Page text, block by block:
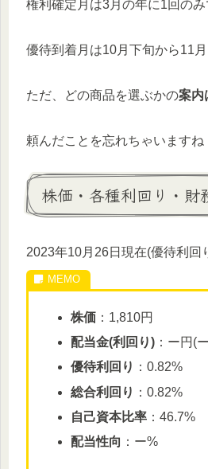
権利確定月は3月の年に1回のみ
優待到着月は10月下旬から11月
ただ、どの商品を選ぶかの案内
頼んだことを忘れちゃいますね
株価・各種利回り・財
2023年10月26日現在(優待利回
株価 ：1,810円
配当金(利回り) ：ー円(
優待利回り ：0.82%
総合利回り ：0.82%
自己資本比率 ：46.7%
配当性向 ：ー%